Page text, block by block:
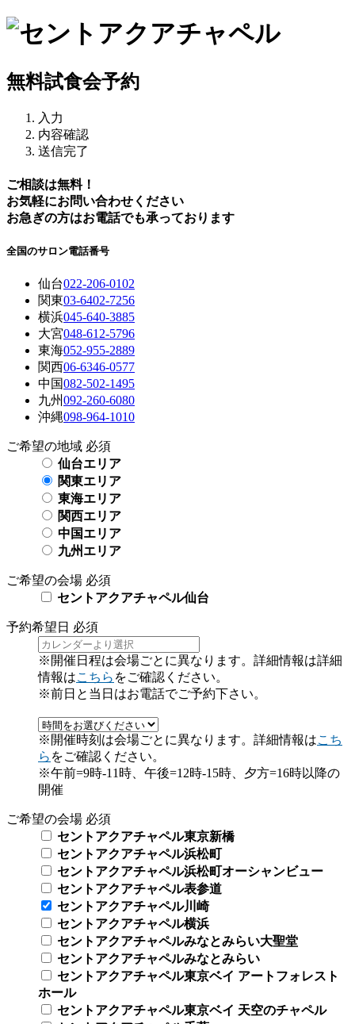
無料試食会予約
入力
内容確認
送信完了
ご相談は無料！
お気軽にお問い合わせください
お急ぎの方はお電話でも承っております
全国のサロン電話番号
仙台022-206-0102
関東03-6402-7256
横浜045-640-3885
大宮048-612-5796
東海052-955-2889
関西06-6346-0577
中国082-502-1495
九州092-260-6080
沖縄098-964-1010
ご希望の地域 必須
仙台エリア
関東エリア
東海エリア
関西エリア
中国エリア
九州エリア
ご希望の会場 必須
セントアクアチャペル仙台
予約希望日 必須
※開催日程は会場ごとに異なります。詳細情報は詳細
情報はこちら をご確認ください。
※前日と当日はお電話でご予約下さい。
※開催時刻は会場ごとに異なります。詳細情報はこち
ら をご確認ください。
※午前=9時-11時、午後=12時-15時、夕方=16時以降の
開催
ご希望の会場 必須
セントアクアチャペル東京新橋
セントアクアチャペル浜松町
セントアクアチャペル浜松町オーシャンビュー
セントアクアチャペル表参道
セントアクアチャペル川崎
セントアクアチャペル横浜
セントアクアチャペルみなとみらい大聖堂
セントアクアチャペルみなとみらい
セントアクアチャペル東京ベイ アートフォレスト
ホール
セントアクアチャペル東京ベイ 天空のチャペル